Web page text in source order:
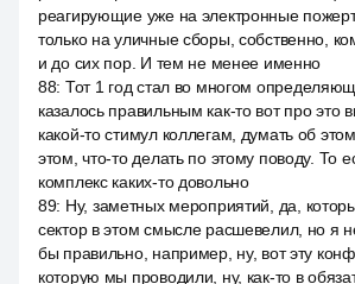
реагирующие уже на электронные
только на уличные сборы, собственно,
и до сих пор. И тем не менее именно
88: Тот 1 год стал во многом
казалось правильным как-то вот про это
какой-то стимул коллегам, думать об
этом, что-то делать по этому поводу. То
комплекс каких-то довольно
89: Ну, заметных мероприятий, да,
сектор в этом смысле расшевелил, но я
бы правильно, например, ну, вот эту
которую мы проводили, ну, как-то в